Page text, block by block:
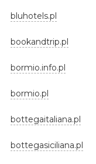
bluhotels.pl
bookandtrip.pl
bormio.info.pl
bormio.pl
bottegaitaliana.pl
bottegasiciliana.pl